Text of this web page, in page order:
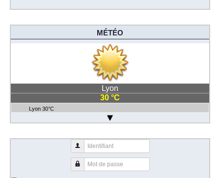
MÉTÉO
Lyon
30 °C
Lyon 30°C
Identifiant
Mot de passe